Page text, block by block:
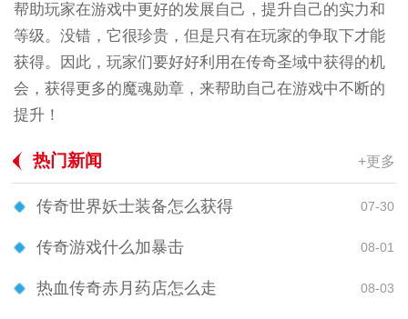
帮助玩家在游戏中更好的发展自己，提升自己的实力和
等级。没错，它很珍贵，但是只有在玩家的争取下才能
获得。因此，玩家们要好好利用在传奇圣域中获得的机
会，获得更多的魔魂勋章，来帮助自己在游戏中不断的
提升！
热门新闻 +更多
传奇世界妖士装备怎么获得 07-30
传奇游戏什么加暴击 08-01
热血传奇赤月药店怎么走 08-03